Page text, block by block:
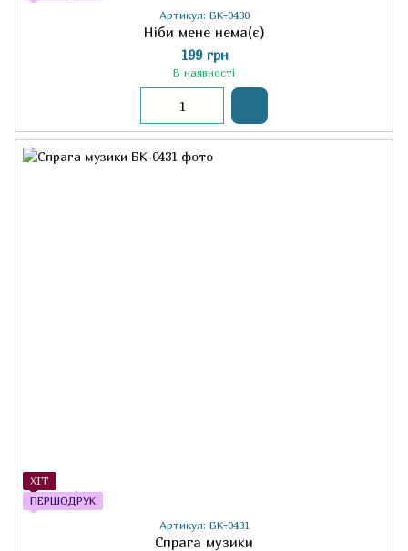
Артикул: БК-0430
Ніби мене нема(є)
199 грн
В наявності
ХІТ
ПЕРШОДРУК
Артикул: БК-0431
Спрага музики